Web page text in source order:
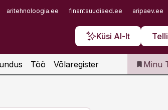
aritehnoloogia.ee finantsuudised.ee aripaev.ee
Küsi AI-lt Telli
Telli
Töö Võlaregister Minu